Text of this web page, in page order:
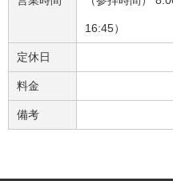
16:45）
定休日
料金
備考